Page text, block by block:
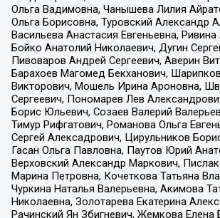
Ольга Вадимовна, Чанышева Лилия
Ольга Борисовна, Туровский Александр
Васильева Анастасия Евгеньевна,
Бойко Анатолий Николаевич, Дугин
Пивоваров Андрей Сергеевич, Аверин
Барахоев Магомед Бекханович,
Викторович, Мошель Ирина Ароновна,
Сергеевич, Пономарев Лев
Борис Юльевич, Созаев Валерий
Тимур Рифгатович, Романова Ольга
Сергей Алексадрович, Цирульников
Гасан Ольга Павловна, Паутов Юрий
Верховский Александр Маркович,
Марина Петровна, Кочеткова Татьяна
Чуркина Наталья Валерьевна, Акимова
Николаевна, Золотарева Екатерина
Рачинский Ян Збигневич, Жемкова Елена